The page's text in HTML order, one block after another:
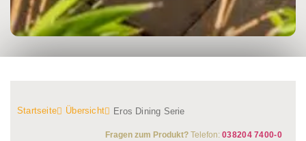
Startseite Übersicht Eros Dining Serie
Fragen zum Produkt? Telefon:038204 7400-0